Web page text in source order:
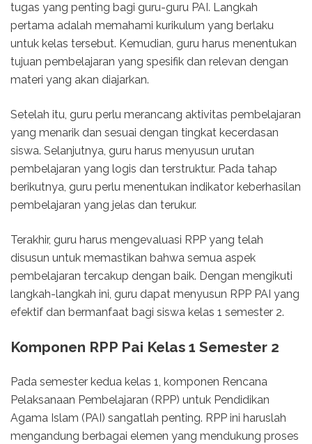
tugas yang penting bagi guru-guru PAI. Langkah
pertama adalah memahami kurikulum yang berlaku
untuk kelas tersebut. Kemudian, guru harus menentukan
tujuan pembelajaran yang spesifik dan relevan dengan
materi yang akan diajarkan.
Setelah itu, guru perlu merancang aktivitas pembelajaran
yang menarik dan sesuai dengan tingkat kecerdasan
siswa. Selanjutnya, guru harus menyusun urutan
pembelajaran yang logis dan terstruktur. Pada tahap
berikutnya, guru perlu menentukan indikator keberhasilan
pembelajaran yang jelas dan terukur.
Terakhir, guru harus mengevaluasi RPP yang telah
disusun untuk memastikan bahwa semua aspek
pembelajaran tercakup dengan baik. Dengan mengikuti
langkah-langkah ini, guru dapat menyusun RPP PAI yang
efektif dan bermanfaat bagi siswa kelas 1 semester 2.
Komponen RPP Pai Kelas 1 Semester 2
Pada semester kedua kelas 1, komponen Rencana
Pelaksanaan Pembelajaran (RPP) untuk Pendidikan
Agama Islam (PAI) sangatlah penting. RPP ini haruslah
mengandung berbagai elemen yang mendukung proses